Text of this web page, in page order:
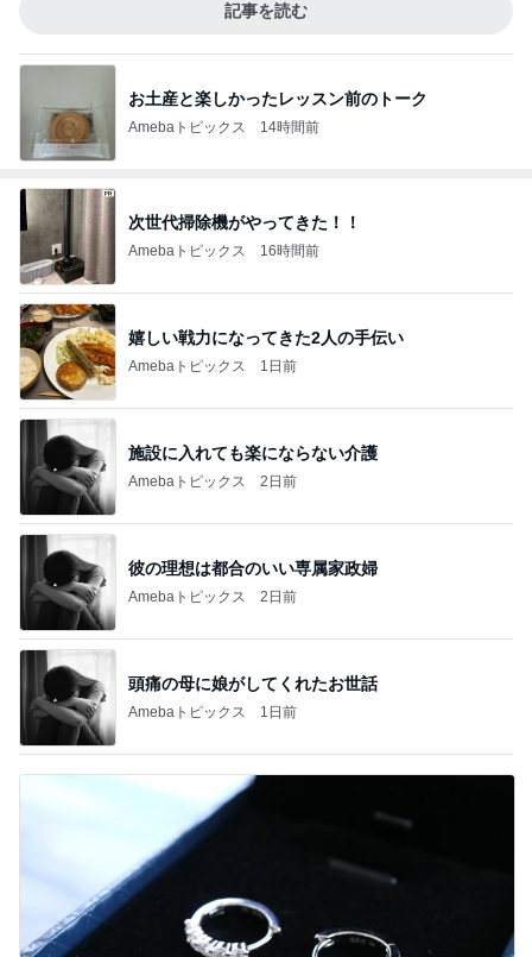
記事を読む
お土産と楽しかったレッスン前のトーク
Amebaトピックス 14時間前
次世代掃除機がやってきた！！
Amebaトピックス 16時間前
嬉しい戦力になってきた2人の手伝い
Amebaトピックス 1日前
施設に入れても楽にならない介護
Amebaトピックス 2日前
彼の理想は都合のいい専属家政婦
Amebaトピックス 2日前
頭痛の母に娘がしてくれたお世話
Amebaトピックス 1日前